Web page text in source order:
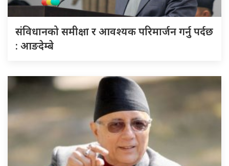
संविधानको समीक्षा र आवश्यक परिमार्जन गर्नु पर्दछ
: आङदेम्बे